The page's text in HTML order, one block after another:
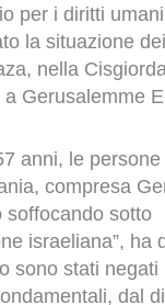
per i diritti
la situazione
nella
Gerusalemme
anni, le
compresa
soffocando sotto
israeliana”, ha
sono stati
dal